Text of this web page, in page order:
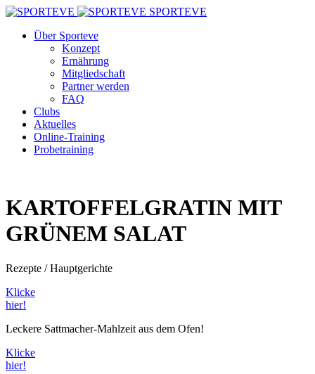
SPORTEVE
Über Sporteve
Konzept
Ernährung
Mitgliedschaft
Partner werden
FAQ
Clubs
Aktuelles
Online-Training
Probetraining
KARTOFFELGRATIN MIT
GRÜNEM SALAT
Rezepte / Hauptgerichte
Klicke
hier!
Leckere Sattmacher-Mahlzeit aus dem Ofen!
Klicke
hier!